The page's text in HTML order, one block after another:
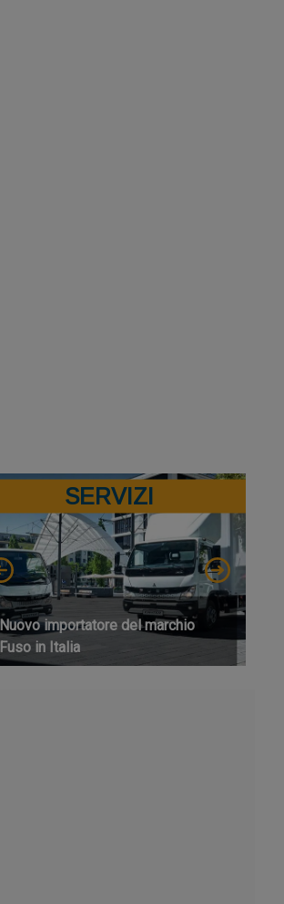
SERVIZI
Nuovo importatore del marchio
Fuso in Italia